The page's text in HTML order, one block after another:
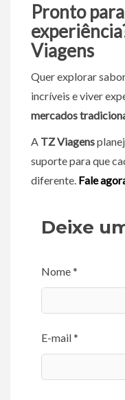
Pronto
Viagens
Quer explorar
incríveis e viver
mercados
A TZ Viagens
suporte para que
diferente. Fale
Deixe
Nome *
E-mail *